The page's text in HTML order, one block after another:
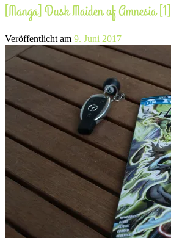
[Manga] Dusk Maiden of Amnesia [1]
Veröffentlicht am 9. Juni 2017